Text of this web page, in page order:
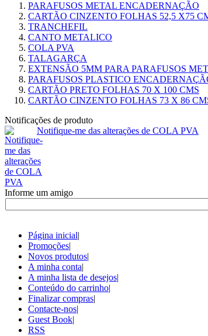
PARAFUSOS METAL ENCADERNAÇÃO
CARTÃO CINZENTO FOLHAS 52,5 X75
TRANCHEFIL
CANTO METALICO
COLA PVA
TALAGARÇA
EXTENSÃO 5MM PARA PARAFUSOS
PARAFUSOS PLASTICO
CARTÃO PRETO FOLHAS 70 X 100 CMS
CARTÃO CINZENTO FOLHAS 73 X 86
Notificações de produto
Notifique-me das alterações de COLA PVA
Informe um amigo
Página inicial|
Promoções|
Novos produtos|
A minha conta|
A minha lista de desejos|
Conteúdo do carrinho|
Finalizar compras|
Contacte-nos|
Guest Book|
RSS